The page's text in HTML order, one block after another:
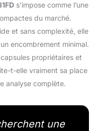
s’impose comme l’une
du marché.
et sans complexité, elle
encombrement minimal.
propriétaires et
t-elle vraiment sa place
analyse complète.
une